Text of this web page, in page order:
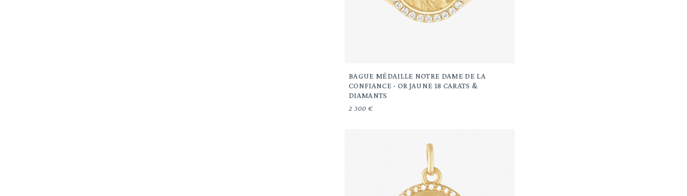
BAGUE MÉDAILLE NOTRE DAME DE LA
CONFIANCE - OR JAUNE 18 CARATS &
DIAMANTS
2 300 €